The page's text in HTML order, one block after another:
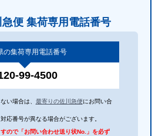
急便 集荷専用電話番号
の集荷専用電話番号
99-4500
い場合は、 最寄りの佐川急便にお問い合
応番号が異なる場合がございます。
ので「お問い合わせ送り状No.」を必ず